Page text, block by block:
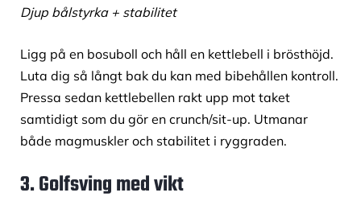
Djup bålstyrka + stabilitet
Ligg på en bosuboll och håll en kettlebell i brösthöjd.
Luta dig så långt bak du kan med bibehållen kontroll.
Pressa sedan kettlebellen rakt upp mot taket
samtidigt som du gör en crunch/sit-up. Utmanar
både magmuskler och stabilitet i ryggraden.
3. Golfsving med vikt